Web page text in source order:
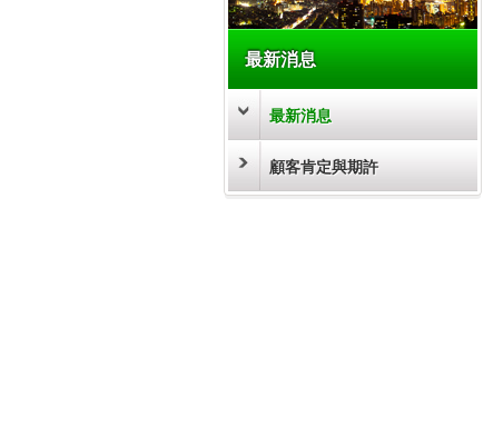
最新消息
最新消息
顧客肯定與期許